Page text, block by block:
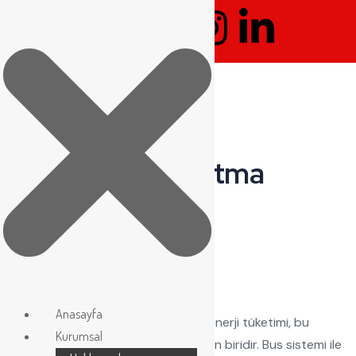
Led-Bus Aydınlatma
Sistemleri
Avantajları
LED ışık kaynaklarının düşük enerji tüketimi, bu
sistemin temel avantajlarından biridir. Bus sistemi ile
Anasayfa
Kurumsal